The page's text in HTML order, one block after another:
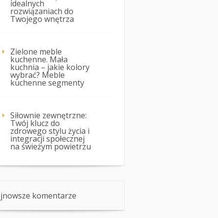
idealnych
rozwiązaniach do
Twojego wnętrza
Zielone meble
kuchenne. Mała
kuchnia – jakie kolory
wybrać? Meble
kuchenne segmenty
Siłownie zewnętrzne:
Twój klucz do
zdrowego stylu życia i
integracji społecznej
na świeżym powietrzu
komentarze